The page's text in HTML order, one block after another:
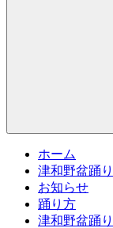
ホーム
津和野盆踊
お知らせ
踊り方
津和野盆踊